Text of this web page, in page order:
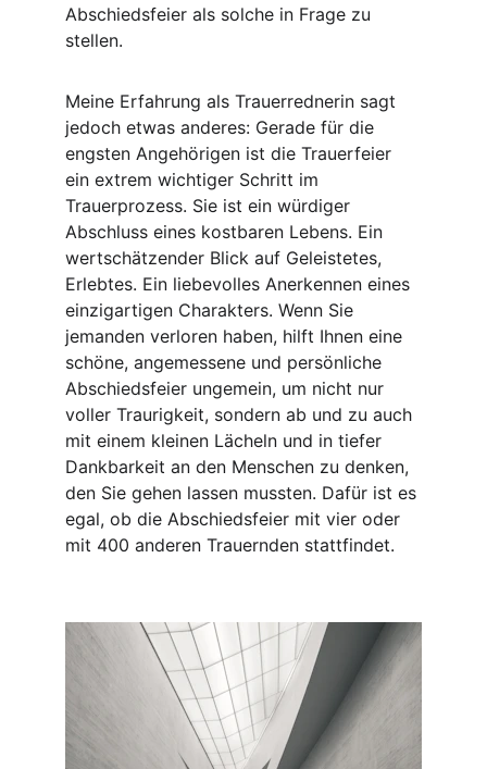
Abschiedsfeier als solche in Frage zu
stellen.​
Meine Erfahrung als Trauerrednerin sagt
jedoch etwas anderes: Gerade für die
engsten Angehörigen ist die Trauerfeier
ein extrem wichtiger Schritt im
Trauerprozess. Sie ist ein würdiger
Abschluss eines kostbaren Lebens. Ein
wertschätzender Blick auf Geleistetes,
Erlebtes. Ein liebevolles Anerkennen eines
einzigartigen Charakters. Wenn Sie
jemanden verloren haben, hilft Ihnen eine
schöne, angemessene und persönliche
Abschiedsfeier ungemein, um nicht nur
voller Traurigkeit, sondern ab und zu auch
mit einem kleinen Lächeln und in tiefer
Dankbarkeit an den Menschen zu denken,
den Sie gehen lassen mussten. Dafür ist es
egal, ob die Abschiedsfeier mit vier oder
mit 400 anderen Trauernden stattfindet.